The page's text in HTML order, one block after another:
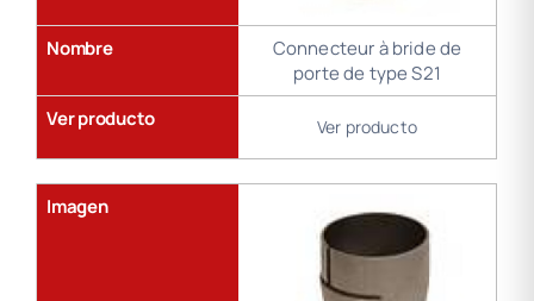
Nombre
Connecteur à bride de
porte de type S21
Ver producto
Ver producto
Imagen